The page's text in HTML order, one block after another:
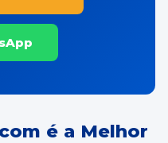
é a Melhor